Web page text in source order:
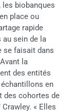
les biobanques
place ou
rapide
au sein de la
se faisait dans
la
des entités
en
des cohortes de
Crawley. « Elles